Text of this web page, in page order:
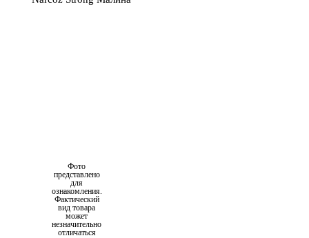
Фото
представлено
для
ознакомления.
Фактический
вид товара
может
незначительно
отличаться